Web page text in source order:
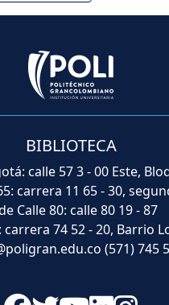
BIBLIOTECA
calle 57 3 - 00 Este,
carrera 11 65 - 30,
Calle 80: calle 80 19 - 87
74 52 - 20, Barrio
(571) 745